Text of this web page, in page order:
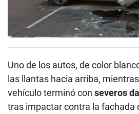
Uno de los autos, de color
las llantas hacia arriba,
vehículo terminó con severos
tras impactar contra la fachada